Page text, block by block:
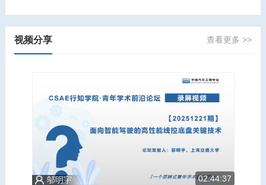
视频分享 查看更多 >>
邬明宇 02:44:37